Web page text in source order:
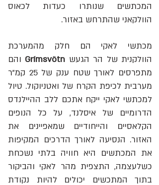
המכתשים שנותרו כעדות לכאוס
הוולקאני שהתרחש באזור.
מכתשי לאקי הם חלק מהמערכת
הוולקנית של הר הגעש Grímsvötn והם
מתפרסים לאורך שטח ענק של 25 קמ"ר
מערבית לכיפת הקרח של ואטניוקול. טיול
למכתשי לאקי ייקח אתכם ללב ההיילנדס
הדרומיים של איסלנד, על כל הנופים
הקלאסיים והייחודיים שמאפיינים את
האזור. הנסיעה לאורך הדרכים המקיפות
את המכתשים היא חוויה בלתי נשכחת
כשלעצמה, התצפית מהר לאקי והביקור
בתוך המתכשים יכולים להיות נקודת